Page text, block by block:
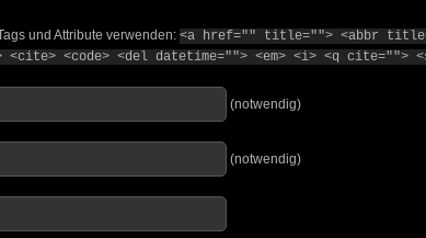
und Attribute verwenden: <a href="" title=""> <abbr
<cite> <code> <del datetime=""> <em> <i> <q cite="">
(notwendig)
(notwendig)